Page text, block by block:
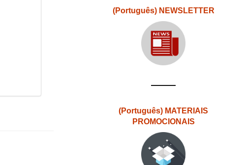
(Português) NEWSLETTER
(Português) MATERIAIS
PROMOCIONAIS